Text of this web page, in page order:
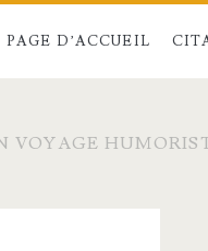
PAGE D’ACCUEIL
VOYAGE